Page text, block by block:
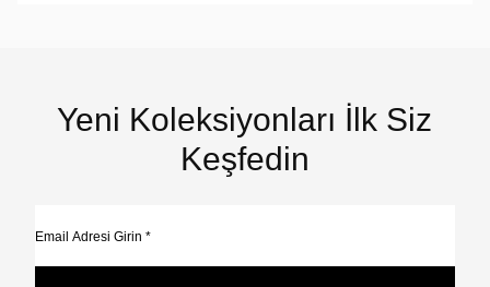
Yeni Koleksiyonları İlk Siz
Keşfedin